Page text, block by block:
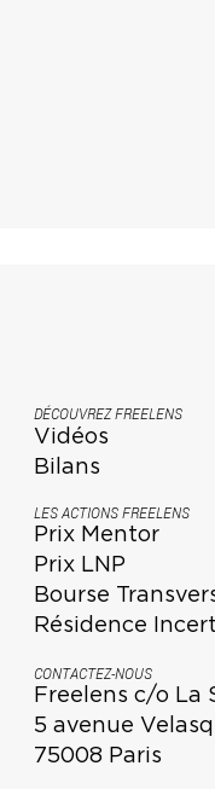
DÉCOUVREZ FREELENS
Vidéos
Bilans
LES ACTIONS FREELENS
Prix Mentor
Prix LNP
Bourse
Résidence
CONTACTEZ-NOUS
Freelens c/o La
5 avenue
75008 Paris